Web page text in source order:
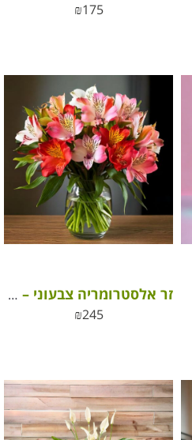
₪175
זר אלסטרומריה צבעוני – פריחה מלאת חיים ושמחה
₪245